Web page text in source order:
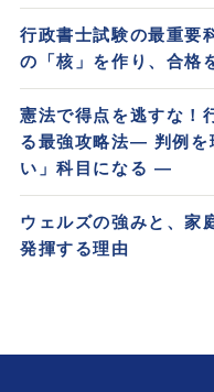
行政書士試験の最重要
の「核」を作り、合格
憲法で得点を逃すな！
る最強攻略法― 判例を
い」科目になる ―
ウェルズの強みと、家
発揮する理由